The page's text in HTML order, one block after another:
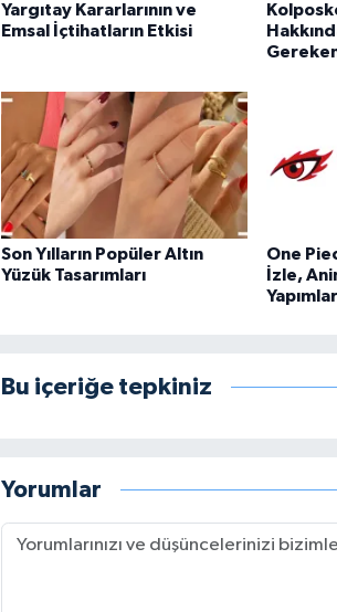
Yargıtay Kararlarının ve
Emsal İçtihatların Etkisi
Son Yılların Popüler Altın
Yüzük Tasarımları
One
İzle,
Bu içeriğe tepkiniz
Yorumlar